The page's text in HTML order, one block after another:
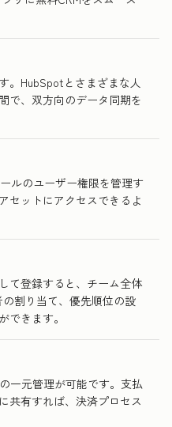
。HubSpotとさまざまな人
で、双方向のデータ同期を
ルのユーザー権限を管理す
セットにアクセスできるよ
て登録すると、チーム全体
割り当て、優先順位の設
できます。
一元管理が可能です。支払
共有すれば、決済プロセス